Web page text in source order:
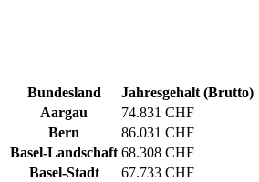
Bundesland
Jahresgehalt (Brutto)
Aargau
74.831 CHF
Bern
86.031 CHF
Basel-Landschaft 68.308 CHF
Basel-Stadt
67.733 CHF